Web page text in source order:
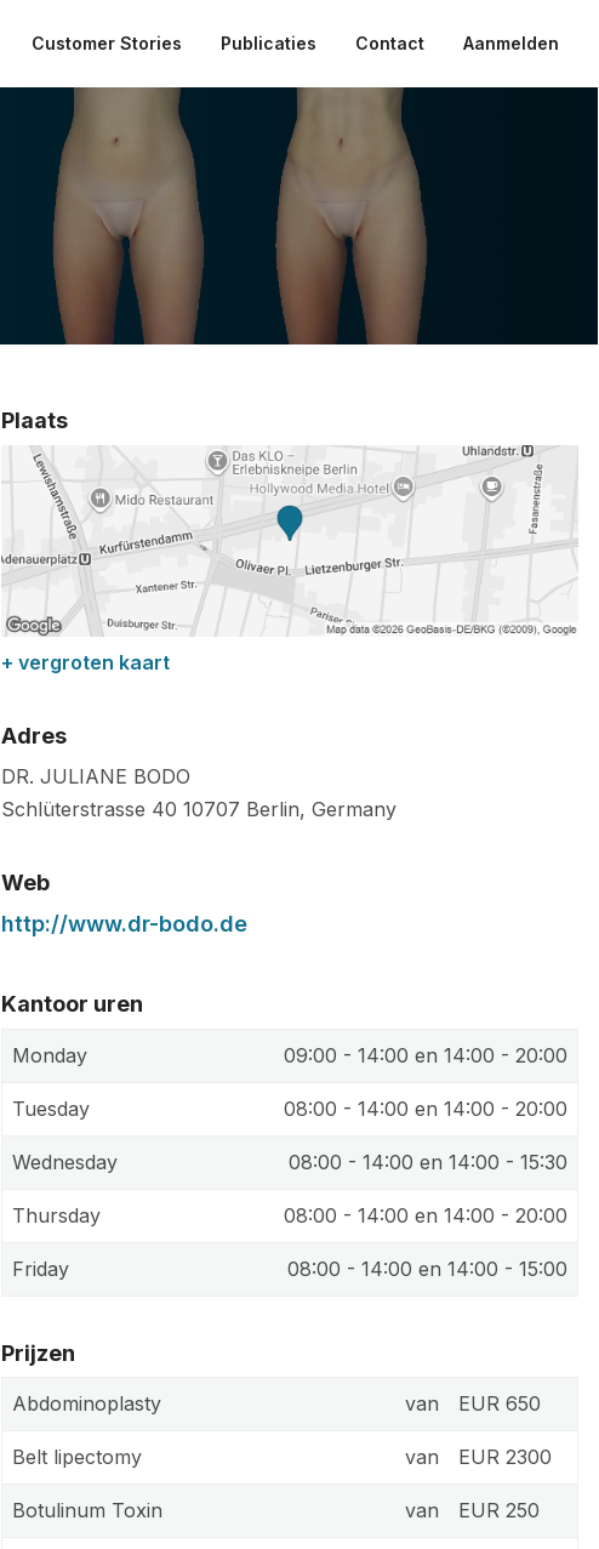
Customer Stories Publicaties Contact Aanmelden
Plaats
+ vergroten kaart
Adres
DR. JULIANE BODO
Schlüterstrasse 40 10707 Berlin, Germany
Web
http://www.dr-bodo.de
Kantoor uren
Monday 09:00 - 14:00 en 14:00 - 20:00
Tuesday 08:00 - 14:00 en 14:00 - 20:00
Wednesday 08:00 - 14:00 en 14:00 - 15:30
Thursday 08:00 - 14:00 en 14:00 - 20:00
Friday 08:00 - 14:00 en 14:00 - 15:00
Prijzen
Abdominoplasty van EUR 650
Belt lipectomy van EUR 2300
Botulinum Toxin van EUR 250